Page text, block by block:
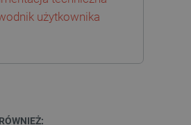
użytkownika